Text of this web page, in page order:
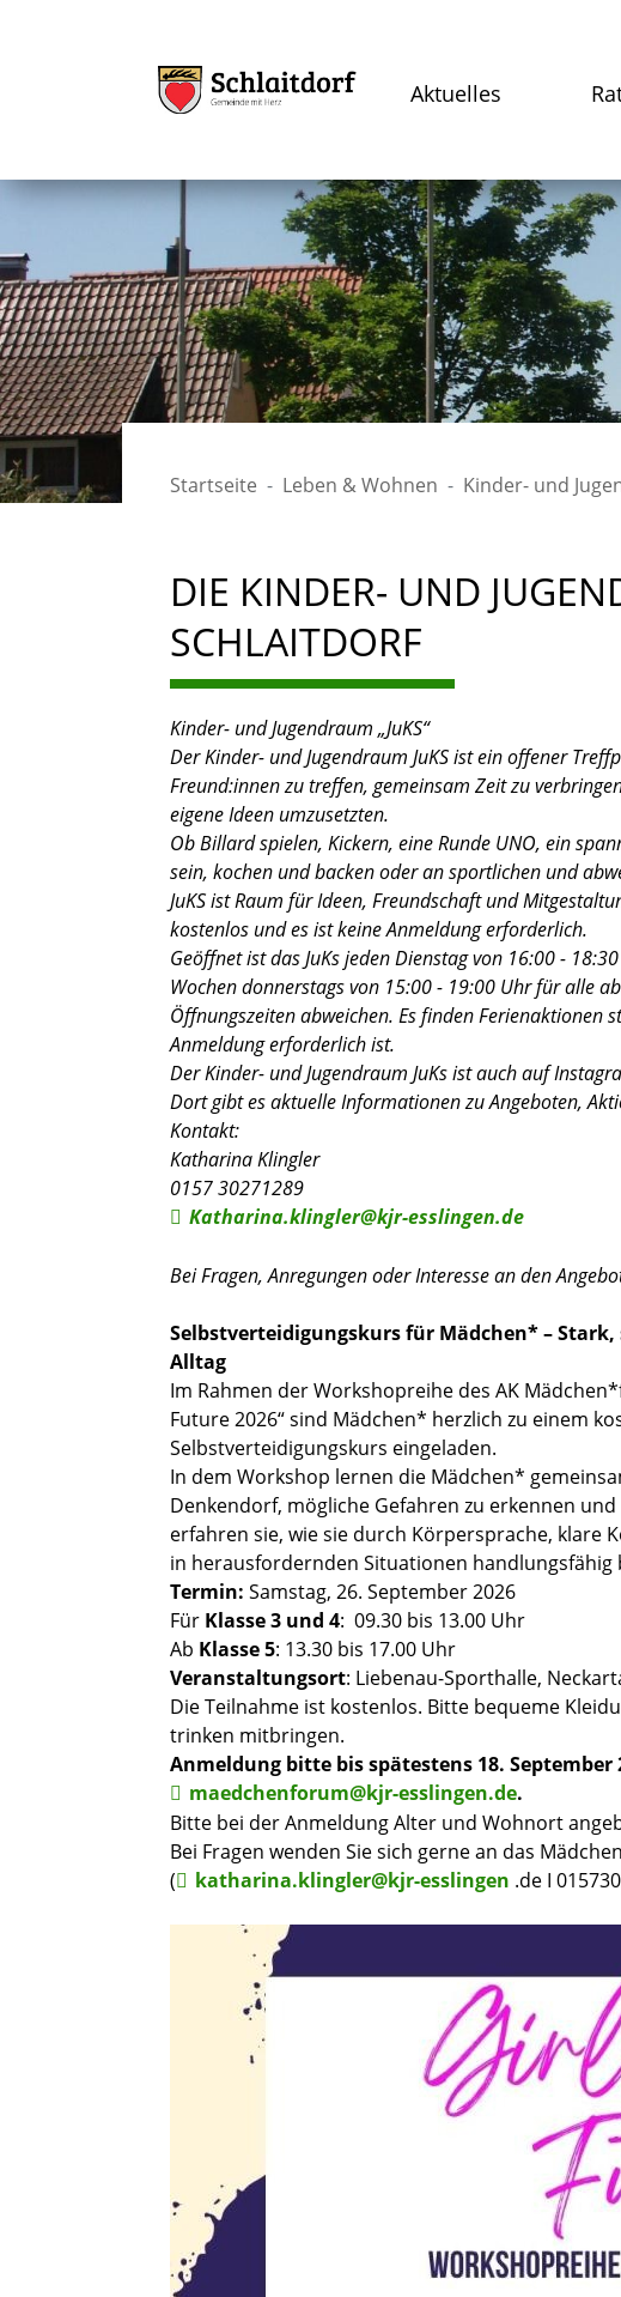
Aktuelles
Startseite Leben & Wohnen Kinder- und
DIE KINDER- UND
SCHLAITDORF
Kinder- und Jugendraum „JuKS“
Der Kinder- und Jugendraum JuKS ist ein offener
Freund:innen zu treffen, gemeinsam Zeit zu
eigene Ideen umzusetzten.
Ob Billard spielen, Kickern, eine Runde UNO, ein
sein, kochen und backen oder an sportlichen und
JuKS ist Raum für Ideen, Freundschaft und
kostenlos und es ist keine Anmeldung erforderlich.
Geöffnet ist das JuKs jeden Dienstag von 16:00 -
Wochen donnerstags von 15:00 - 19:00 Uhr für alle
Öffnungszeiten abweichen. Es finden Ferienaktionen
Anmeldung erforderlich ist.
Der Kinder- und Jugendraum JuKs ist auch auf
Dort gibt es aktuelle Informationen zu Angeboten,
Kontakt:
Katharina Klingler
0157 30271289
Katharina.klingler@kjr-esslingen.de
Bei Fragen, Anregungen oder Interesse an den
Selbstverteidigungskurs für Mädchen* –
Alltag
Im Rahmen der Workshopreihe des AK
Future 2026“ sind Mädchen* herzlich zu einem
Selbstverteidigungskurs eingeladen.
In dem Workshop lernen die Mädchen*
Denkendorf, mögliche Gefahren zu erkennen
erfahren sie, wie sie durch Körpersprache, klare
in herausfordernden Situationen
Termin: Samstag, 26. September 2026
Für Klasse 3 und 4: 09.30 bis 13.00 Uhr
Ab Klasse 5: 13.30 bis 17.00 Uhr
Veranstaltungsort: Liebenau-Sporthalle,
Die Teilnahme ist kostenlos. Bitte bequeme
trinken mitbringen.
Anmeldung bitte bis spätestens 18. September
maedchenforum@kjr-esslingen.de.
Bitte bei der Anmeldung Alter und Wohnort
Bei Fragen wenden Sie sich gerne an das
(
katharina.klingler@kjr-esslingen .de I